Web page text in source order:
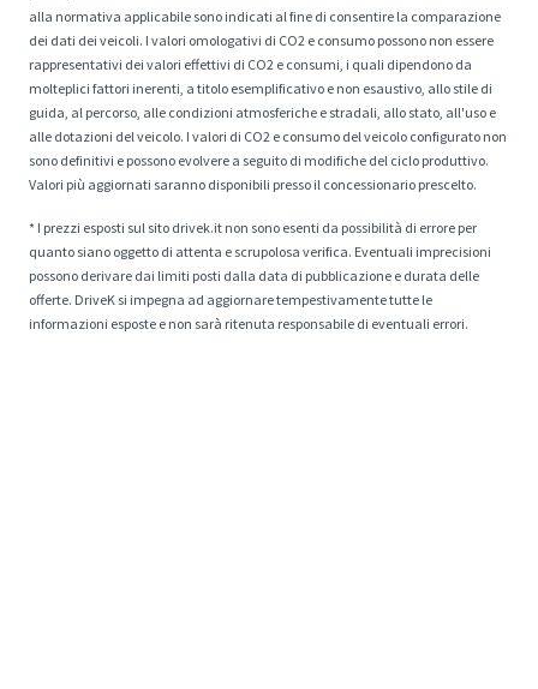
alla normativa applicabile sono indicati al fine di consentire la comparazione
dei dati dei veicoli. I valori omologativi di CO2 e consumo possono non essere
rappresentativi dei valori effettivi di CO2 e consumi, i quali dipendono da
molteplici fattori inerenti, a titolo esemplificativo e non esaustivo, allo stile di
guida, al percorso, alle condizioni atmosferiche e stradali, allo stato, all'uso e
alle dotazioni del veicolo. I valori di CO2 e consumo del veicolo configurato non
sono definitivi e possono evolvere a seguito di modifiche del ciclo produttivo.
Valori più aggiornati saranno disponibili presso il concessionario prescelto.
* I prezzi esposti sul sito drivek.it non sono esenti da possibilità di errore per
quanto siano oggetto di attenta e scrupolosa verifica. Eventuali imprecisioni
possono derivare dai limiti posti dalla data di pubblicazione e durata delle
offerte. DriveK si impegna ad aggiornare tempestivamente tutte le
informazioni esposte e non sarà ritenuta responsabile di eventuali errori.